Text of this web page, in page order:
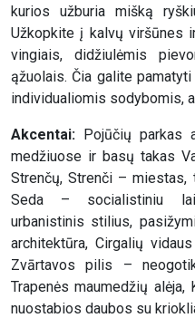
kurios užburia mišką
Užkopkite į kalvų viršūnes
vingiais, didžiulėmis
ąžuolais. Čia galite
individualiomis sodybomis,
Akcentai: Pojūčių parkas
medžiuose ir basų takas
Strenčų, Strenči –
Seda – socialistiniu
urbanistinis stilius,
architektūra, Cirgalių
Zvārtavos pilis –
Trapenės maumedžių
nuostabios daubos su